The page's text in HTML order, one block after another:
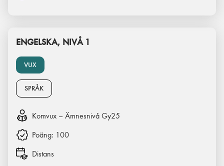
VUX
ENGELSKA, NIVÅ 1
SPRÅK
Komvux – Ämnesnivå Gy25
Poäng: 100
Distans